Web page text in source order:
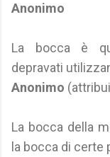
Anonimo
La bocca è
depravati
Anonimo
La bocca della
la bocca di certe